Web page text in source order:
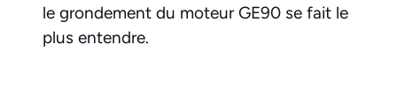
le grondement du moteur GE90 se fait le
plus entendre.